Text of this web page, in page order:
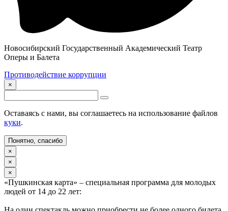
Новосибирский Государственный Академический Театр
Оперы и Балета
Противодействие коррупции
×
Оставаясь с нами, вы соглашаетесь на использование файлов
куки.
Понятно, спасибо
×
×
×
«Пушкинская карта» – специальная программа для молодых
людей от 14 до 22 лет: